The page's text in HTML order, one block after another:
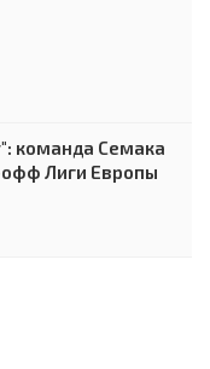
команда Семака
офф Лиги Европы